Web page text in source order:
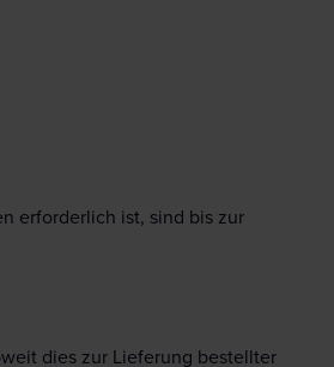
erforderlich ist, sind bis zur
dies zur Lieferung bestellter